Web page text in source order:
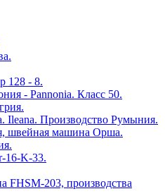
128 - 8.
- Pannonia. Класс 50.
Производство Румыния.
швейная машина Орша.
16-K-33.
FHSM-203, производства